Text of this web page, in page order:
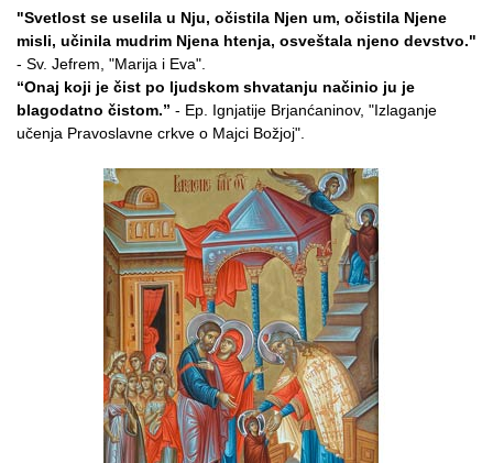
"Svetlost se uselila u Nju, očistila Njen um, očistila Njene
misli, učinila mudrim Njena htenja, osveštala njeno devstvo."
- Sv. Jefrem, "Marija i Eva".
“Onaj koji je čist po ljudskom shvatanju načinio ju je
blagodatno čistom.” - Ep. Ignjatije Brjanćaninov, "Izlaganje
učenja Pravoslavne crkve o Majci Božjoj".